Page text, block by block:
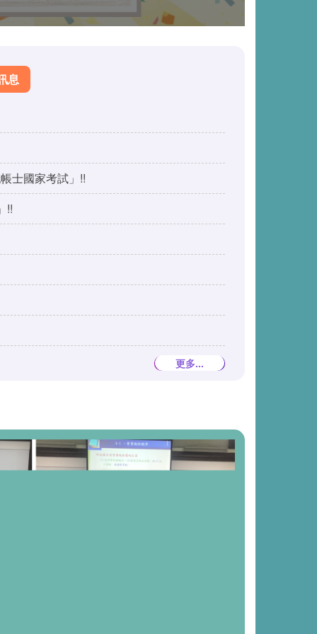
息
士國家考試」!!
!!
更多...